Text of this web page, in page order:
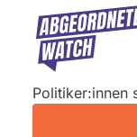
Direkt
Inhalt
Politiker:innen